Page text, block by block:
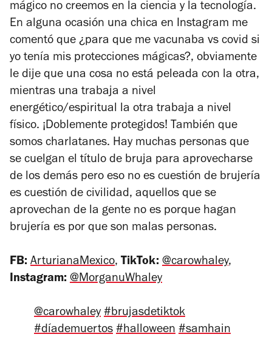
mágico no creemos en la ciencia y la tecnología.
En alguna ocasión una chica en Instagram me
comentó que ¿para que me vacunaba vs covid si
yo tenía mis protecciones mágicas?, obviamente
le dije que una cosa no está peleada con la otra,
mientras una trabaja a nivel
energético/espiritual la otra trabaja a nivel
físico. ¡Doblemente protegidos! También que
somos charlatanes. Hay muchas personas que
se cuelgan el título de bruja para aprovecharse
de los demás pero eso no es cuestión de brujería
es cuestión de civilidad, aquellos que se
aprovechan de la gente no es porque hagan
brujería es por que son malas personas.
FB: ArturianaMexico, TikTok: @carowhaley,
Instagram: @MorganuWhaley
@carowhaley #brujasdetiktok
#díademuertos #halloween #samhain